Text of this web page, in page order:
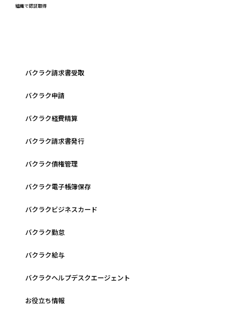
組織で認証取得
バクラク請求書受取
バクラク申請
バクラク経費精算
バクラク請求書発行
バクラク債権管理
バクラク電子帳簿保存
バクラクビジネスカード
バクラク勤怠
バクラク給与
バクラクヘルプデスクエージェント
お役立ち情報